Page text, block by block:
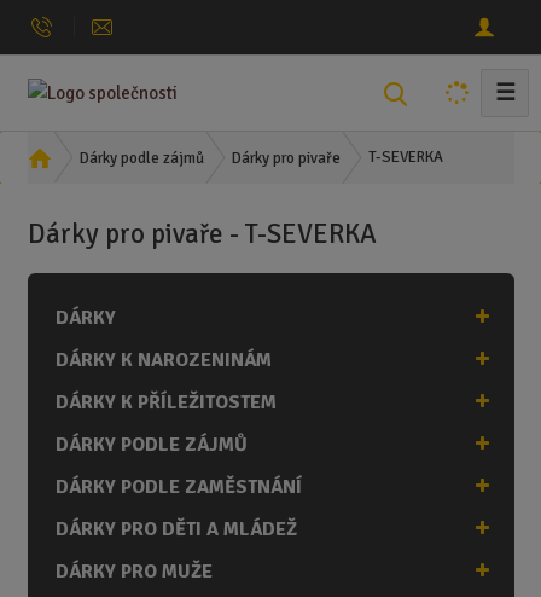
h
a
☰
Ú
d
s
a
a
Dárky podle zájmů Dárky pro pivaře T-SEVERKA
Dárky pro pivaře - T-SEVERKA
DÁRKY
DÁRKY K NAROZENINÁM
DÁRKY K PŘÍLEŽITOSTEM
DÁRKY PODLE ZÁJMŮ
DÁRKY PODLE ZAMĚSTNÁNÍ
DÁRKY PRO DĚTI A MLÁDEŽ
DÁRKY PRO MUŽE